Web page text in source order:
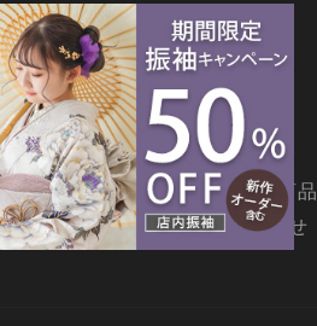
SITEMAP
撮影メニュー 料金・商品
よくあるご質問 お問合せ